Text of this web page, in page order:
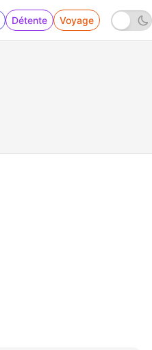
Détente Voyage